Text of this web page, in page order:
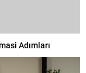
Adımları